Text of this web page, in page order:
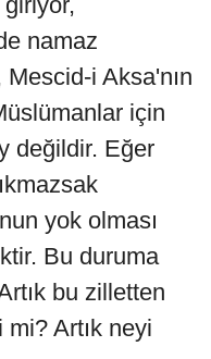
namaz
i Aksa'nın
için
değildir. Eğer
yok olması
Bu duruma
bu zilletten
Artık neyi